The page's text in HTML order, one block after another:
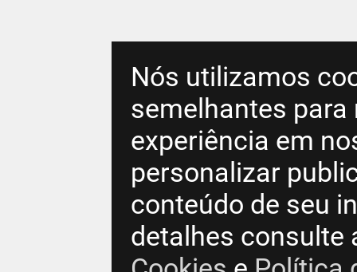
Nós utilizamos
semelhantes para
experiência em
personalizar
conteúdo de seu
detalhes consulte